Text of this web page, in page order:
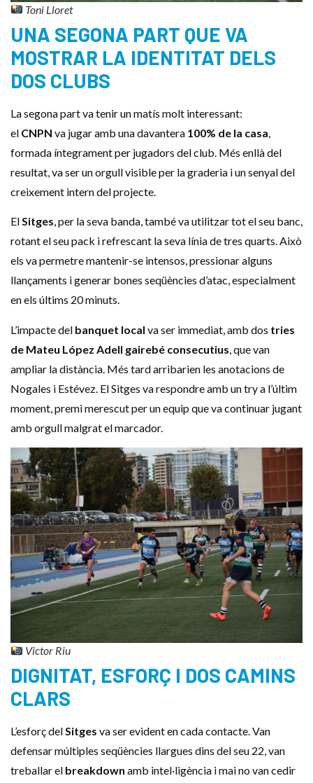
Toni Lloret
UNA SEGONA PART QUE VA
MOSTRAR LA IDENTITAT DELS
DOS CLUBS
La segona part va tenir un matís molt interessant:
el CNPN va jugar amb una davantera 100% de la casa,
formada íntegrament per jugadors del club. Més enllà del
resultat, va ser un orgull visible per la graderia i un senyal del
creixement intern del projecte.
ElSitges, per la seva banda, també va utilitzar tot el seu banc,
rotant el seu pack i refrescant la seva línia de tres quarts. Això
els va permetre mantenir-se intensos, pressionar alguns
llançaments i generar bones seqüències d’atac, especialment
en els últims 20 minuts.
L’impacte del banquet local va ser immediat, amb dos tries
de Mateu López Adell gairebé consecutius , que van
ampliar la distància. Més tard arribarien les anotacions de
Nogales i Estévez. El Sitges va respondre amb un try a l’últim
moment, premi merescut per un equip que va continuar jugant
amb orgull malgrat el marcador.
Victor Riu
DIGNITAT, ESFORÇ I DOS CAMINS
CLARS
L’esforç delSitges va ser evident en cada contacte. Van
defensar múltiples seqüències llargues dins del seu 22, van
treballar el breakdown amb intel·ligència i mai no van cedir